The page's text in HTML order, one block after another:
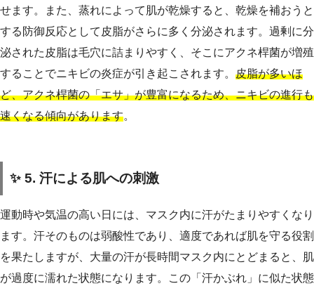
せます。また、蒸れによって肌が乾燥すると、乾燥を補おうと
する防御反応として皮脂がさらに多く分泌されます。過剰に分
泌された皮脂は毛穴に詰まりやすく、そこにアクネ桿菌が増殖
することでニキビの炎症が引き起こされます。 皮脂が多いほ
ど、アクネ桿菌の「エサ」が豊富になるため、ニキビの進行も
速くなる傾向があります。
✨ 5. 汗による肌への刺激
運動時や気温の高い日には、マスク内に汗がたまりやすくなり
ます。汗そのものは弱酸性であり、適度であれば肌を守る役割
を果たしますが、大量の汗が長時間マスク内にとどまると、肌
が過度に濡れた状態になります。この「汗かぶれ」に似た状態